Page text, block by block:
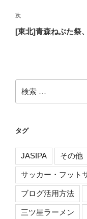
ゲ
ー
稿
次
の
次
[東北]青森ねぶた祭
索:
タグ
JASIPA その他
サッカー・フット
ブログ活用方法
三ツ星ラーメン